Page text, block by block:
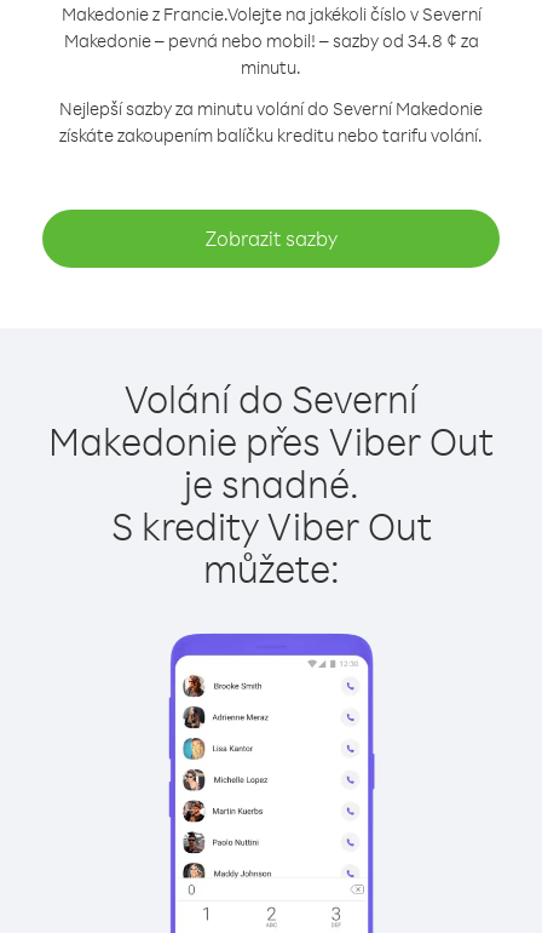
Makedonie z Francie.Volejte na jakékoli číslo v Severní
Makedonie – pevná nebo mobil! – sazby od 34.8 ¢ za
minutu.
Nejlepší sazby za minutu volání do Severní Makedonie
získáte zakoupením balíčku kreditu nebo tarifu volání.
Zobrazit sazby
Volání do Severní
Makedonie přes Viber Out
je snadné.
S kredity Viber Out
můžete: